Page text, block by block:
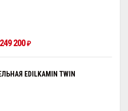
249 200₽
EDILKAMIN TWIN